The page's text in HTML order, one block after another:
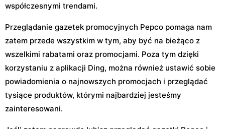
współczesnymi trendami.
Przeglądanie gazetek promocyjnych Pepco pomaga nam
zatem przede wszystkim w tym, aby być na bieżąco z
wszelkimi rabatami oraz promocjami. Poza tym dzięki
korzystaniu z aplikacji Ding, można również ustawić sobie
powiadomienia o najnowszych promocjach i przeglądać
tysiące produktów, którymi najbardziej jesteśmy
zainteresowani.